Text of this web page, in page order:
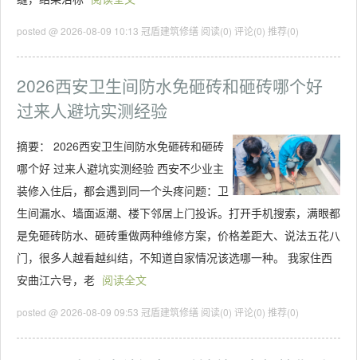
posted @ 2026-08-09 10:13 冠盾建筑修缮 阅读(0) 评论(0) 推荐(0)
2026西安卫生间防水免砸砖和砸砖哪个好
过来人避坑实测经验
摘要： 2026西安卫生间防水免砸砖和砸砖
哪个好 过来人避坑实测经验 西安不少业主
装修入住后，都会遇到同一个头疼问题：卫
生间漏水、墙面返潮、楼下邻居上门投诉。打开手机搜索，满眼都
是免砸砖防水、砸砖重做两种维修方案，价格差距大、说法五花八
门，很多人越看越纠结，不知道自家情况该选哪一种。 我家住西
安曲江六号，老 阅读全文
posted @ 2026-08-09 09:53 冠盾建筑修缮 阅读(0) 评论(0) 推荐(0)